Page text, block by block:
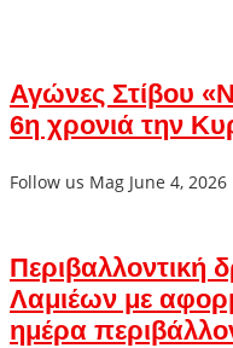
Αγώνες Στίβου
6η χρονιά την
Follow us Mag June 4, 2026
Περιβαλλοντική
Λαμιέων με
ημέρα